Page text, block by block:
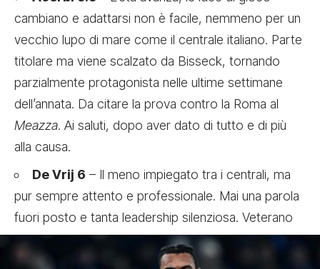
cambiano e adattarsi non è facile, nemmeno per un
vecchio lupo di mare come il centrale italiano. Parte
titolare ma viene scalzato da Bisseck, tornando
parzialmente protagonista nelle ultime settimane
dell’annata. Da citare la prova contro la Roma al
Meazza. Ai saluti, dopo aver dato di tutto e di più
alla causa.
De Vrij 6 – Il meno impiegato tra i centrali, ma
pur sempre attento e professionale. Mai una parola
fuori posto e tanta leadership silenziosa. Veterano